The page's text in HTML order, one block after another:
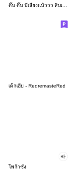
เด็กเฮีย - RedremasteRed
โพก้าซัง